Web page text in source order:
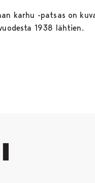
karhu -patsas on
1938 lähtien.